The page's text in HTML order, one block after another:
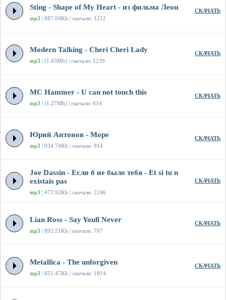
Sting - Shape of My Heart - из фильма Леон
mp3 | 887.04Kb | скачали: 1212
СКАЧАТЬ
Modern Talking - Cheri Cheri Lady
mp3 | (1.43Mb) | скачали: 1239
СКАЧАТЬ
MC Hammer - U can not touch this
mp3 | (1.27Mb) | скачали: 614
СКАЧАТЬ
Юрий Антонов - Море
mp3 | 934.74Kb | скачали: 914
СКАЧАТЬ
Joe Dassin - Если б не было тебя - Et si tu n
existais pas
mp3 | 473.92Kb | скачали: 2246
СКАЧАТЬ
Lian Ross - Say Youll Never
mp3 | 892.21Kb | скачали: 707
СКАЧАТЬ
Metallica - The unforgiven
mp3 | 651.47Kb | скачали: 1814
СКАЧАТЬ